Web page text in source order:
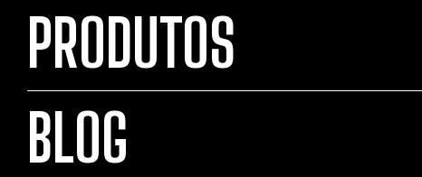
PRODUTOS
BLOG